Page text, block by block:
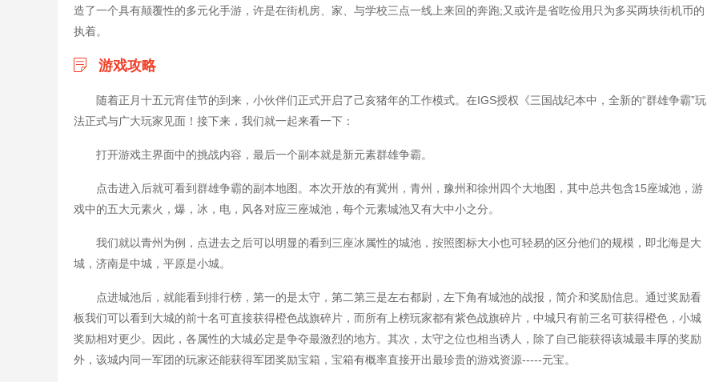
造了一个具有颠覆性的多元化手游，许是在街机房、家、与学校三点一线上来回的奔跑;又或许是省吃俭用只为多买两块街机币的
执着。
游戏攻略
随着正月十五元宵佳节的到来，小伙伴们正式开启了己亥猪年的工作模式。在IGS授权《三国战纪本中，全新的“群雄争霸”玩
法正式与广大玩家见面！接下来，我们就一起来看一下：
打开游戏主界面中的挑战内容，最后一个副本就是新元素群雄争霸。
点击进入后就可看到群雄争霸的副本地图。本次开放的有冀州，青州，豫州和徐州四个大地图，其中总共包含15座城池，游
戏中的五大元素火，爆，冰，电，风各对应三座城池，每个元素城池又有大中小之分。
我们就以青州为例，点进去之后可以明显的看到三座冰属性的城池，按照图标大小也可轻易的区分他们的规模，即北海是大
城，济南是中城，平原是小城。
点进城池后，就能看到排行榜，第一的是太守，第二第三是左右都尉，左下角有城池的战报，简介和奖励信息。通过奖励看
板我们可以看到大城的前十名可直接获得橙色战旗碎片，而所有上榜玩家都有紫色战旗碎片，中城只有前三名可获得橙色，小城
奖励相对更少。因此，各属性的大城必定是争夺最激烈的地方。其次，太守之位也相当诱人，除了自己能获得该城最丰厚的奖励
外，该城内同一军团的玩家还能获得军团奖励宝箱，宝箱有概率直接开出最珍贵的游戏资源-----元宝。